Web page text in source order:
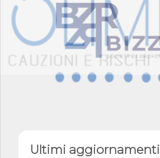
Ultimi aggiornamenti